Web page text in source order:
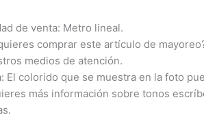
de venta: Metro lineal.
comprar este artículo de
medios de atención.
El colorido que se muestra en la foto
más información sobre tonos